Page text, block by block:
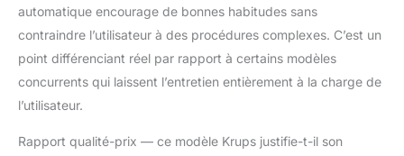
automatique encourage de bonnes habitudes sans
contraindre l’utilisateur à des procédures complexes. C’est un
point différenciant réel par rapport à certains modèles
concurrents qui laissent l’entretien entièrement à la charge de
l’utilisateur.
Rapport qualité-prix — ce modèle Krups justifie-t-il son